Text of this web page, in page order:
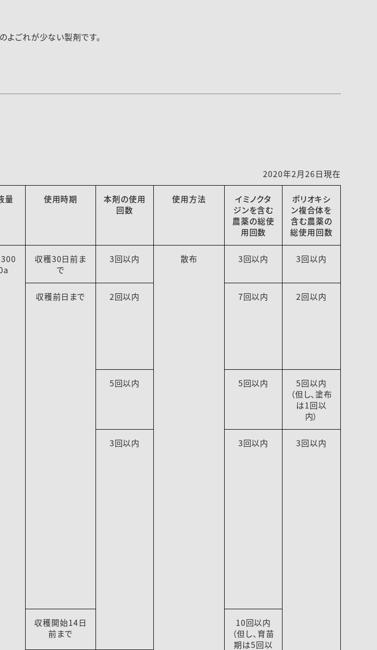
ごれが少ない製剤です。
2020年2月26日現在
量 使用時期
本剤の使用
回数
使用方法
イミノクタ
ジンを含む
農薬の総使
用回数
ポリオキシ
ン複合体を
含む農薬の
総使用回数
収穫30日前ま
で
3回以内 散布 3回以内 3回以内
収穫前日まで 2回以内 7回以内 2回以内
5回以内 5回以内
5回以内
（但し、塗布
は1回以
内）
3回以内 3回以内 3回以内
収穫開始14日
前まで
10回以内
（但し、育苗
期は5回以